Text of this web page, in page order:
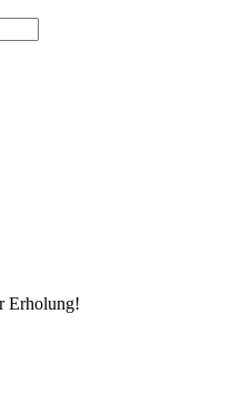
Erholung!